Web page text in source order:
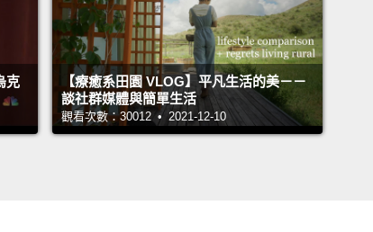
克
【療癒系田園 VLOG】平凡生活的美－－
談社群媒體與簡單生活
觀看次數：30012 • 2021-12-10